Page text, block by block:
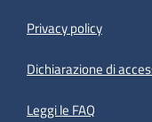
Privacy policy
Dichiarazione di
Leggi le FAQ